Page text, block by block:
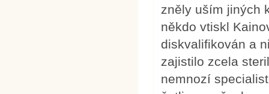
zněly uším jiných
někdo vtiskl
diskvalifikován a
zajistilo zcela
nemnozí